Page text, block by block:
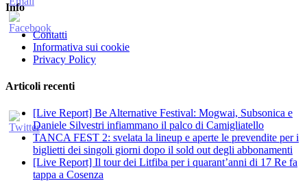
Info
Contatti
Informativa sui cookie
Privacy Policy
Articoli recenti
[Live Report] Be Alternative Festival: Mogwai, Subsonica e
Daniele Silvestri infiammano il palco di Camigliatello
TANCA FEST 2: svelata la lineup e aperte le prevendite per i
biglietti dei singoli giorni dopo il sold out degli abbonamenti
[Live Report] Il tour dei Litfiba per i quarant’anni di 17 Re fa
tappa a Cosenza